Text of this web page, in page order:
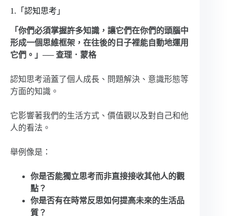
1.「認知思考」
「你們必須掌握許多知識，讓它們在你們的頭腦中
形成一個思維框架，在往後的日子裡能自動地運用
它們。」── 查理．蒙格
認知思考涵蓋了個人成長、問題解決、意識形態等
方面的知識。
它影響著我們的生活方式、價值觀以及對自己和他
人的看法。
舉例像是：
你是否能獨立思考而非直接接收其他人的觀
點？
你是否有在時常反思如何提高未來的生活品
質？